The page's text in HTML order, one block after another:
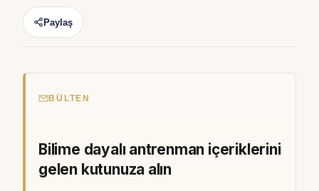
Paylaş
BÜLTEN
Bilime dayalı antrenman içeriklerini
gelen kutunuza alın